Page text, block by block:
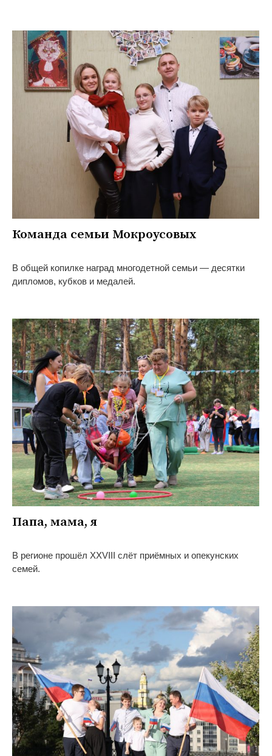
Команда семьи Мокроусовых
В общей копилке наград многодетной семьи — десятки
дипломов, кубков и медалей.
Папа, мама, я
В регионе прошёл XXVIII слёт приёмных и опекунских
семей.